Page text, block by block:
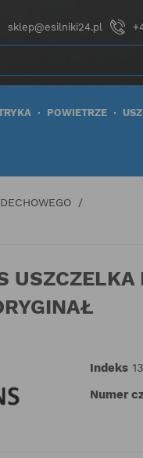
sklep@esilniki24.pl
POWIETRZE
USZCZELKA
Indeks
Numer